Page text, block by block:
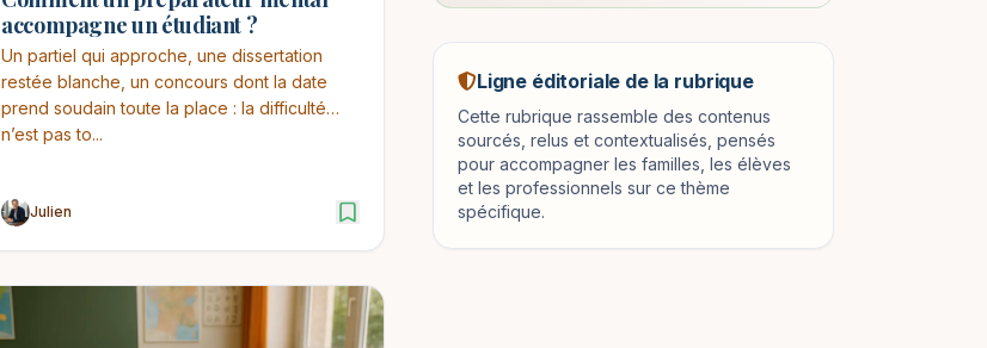
accompagne un étudiant ?
Un partiel qui approche, une dissertation
restée blanche, un concours dont la date
prend soudain toute la place : la difficulté
n’est pas to...
Julien
Ligne éditoriale de la rubrique
Cette rubrique rassemble des contenus
sourcés, relus et contextualisés, pensés
pour accompagner les familles, les élèves
et les professionnels sur ce thème
spécifique.